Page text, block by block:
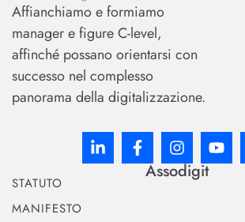
Affianchiamo e formiamo
manager e figure C-level,
affinché possano orientarsi con
successo nel complesso
panorama della digitalizzazione.
Assodigit
STATUTO
MANIFESTO